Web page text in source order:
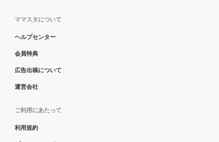
ママスタについて
ヘルプセンター
会員特典
広告出稿について
運営会社
ご利用にあたって
利用規約